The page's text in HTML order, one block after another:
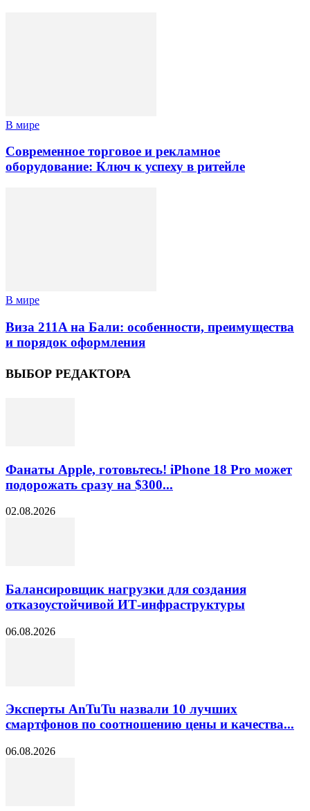
В мире
Современное торговое и рекламное
оборудование: Ключ к успеху в ритейле
В мире
Виза 211A на Бали: особенности, преимущества
и порядок оформления
ВЫБОР РЕДАКТОРА
Фанаты Apple, готовьтесь! iPhone 18 Pro может
подорожать сразу на $300...
02.08.2026
Балансировщик нагрузки для создания
отказоустойчивой ИТ-инфраструктуры
06.08.2026
Эксперты AnTuTu назвали 10 лучших
смартфонов по соотношению цены и качества...
06.08.2026